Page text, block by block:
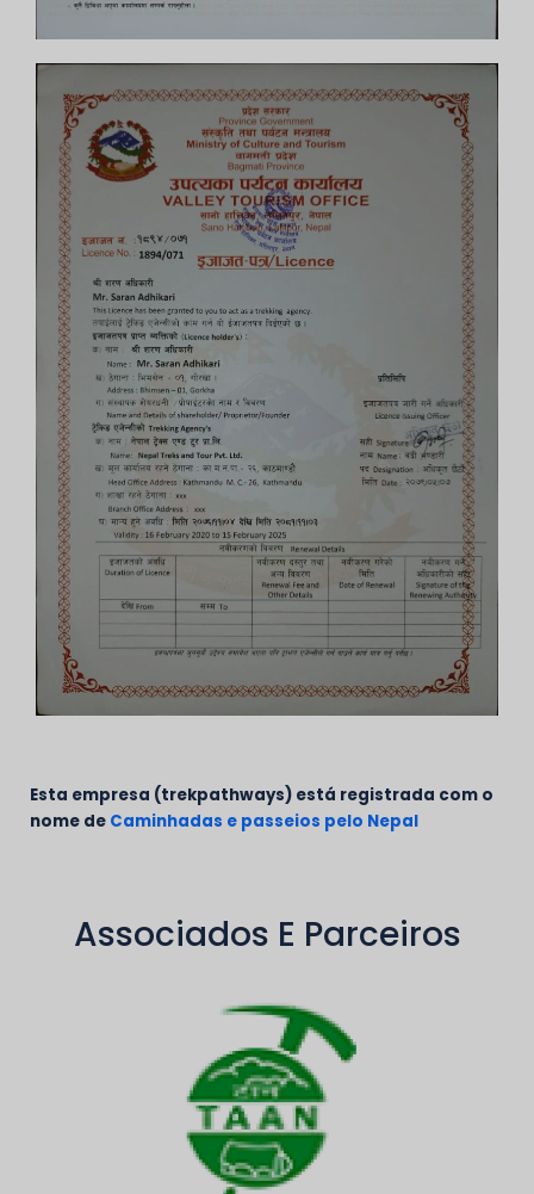
Esta empresa (trekpathways) está registrada com o
nome de Caminhadas e passeios pelo Nepal
Associados E Parceiros